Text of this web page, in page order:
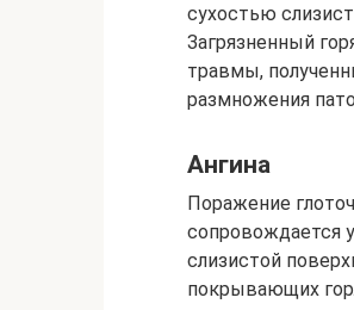
сухостью
Загрязненный
травмы,
размножения
Ангина
Поражение
сопровождается
слизистой
покрывающих